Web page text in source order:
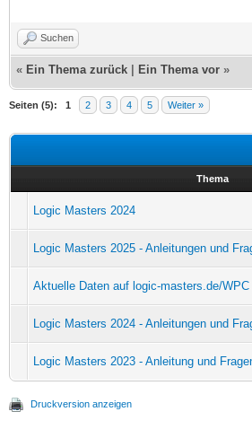
Suchen
« Ein Thema zurück Ein Thema vor »
Seiten (5): 1 2 3 4 5 Weiter »
Thema
Logic Masters 2024
Logic Masters 2025 - Anleitungen und
Aktuelle Daten auf logic-masters.de/WPC
Logic Masters 2024 - Anleitungen und
Logic Masters 2023 - Anleitung und
Druckversion anzeigen